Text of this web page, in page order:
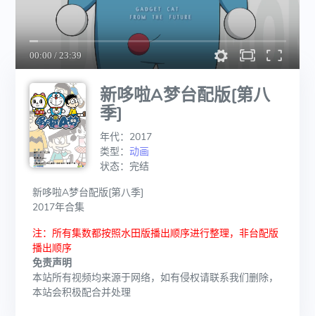
新哆啦A梦台配版[第八
季]
年代：2017
类型： 动画
状态：完结
新哆啦A梦台配版[第八季]
2017年合集
注：所有集数都按照水田版播出顺序进行整理，非台配版
播出顺序
免责声明
本站所有视频均来源于网络，如有侵权请联系我们删除，
本站会积极配合并处理